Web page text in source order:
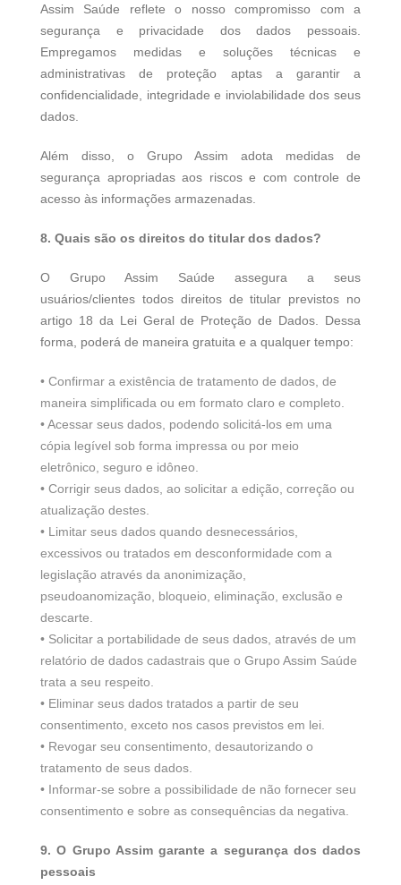
Assim Saúde reflete o nosso compromisso com a
segurança e privacidade dos dados pessoais.
Empregamos medidas e soluções técnicas e
administrativas de proteção aptas a garantir a
confidencialidade, integridade e inviolabilidade dos seus
dados.
Além disso, o Grupo Assim adota medidas de
segurança apropriadas aos riscos e com controle de
acesso às informações armazenadas.
8. Quais são os direitos do titular dos dados?
O Grupo Assim Saúde assegura a seus
usuários/clientes todos direitos de titular previstos no
artigo 18 da Lei Geral de Proteção de Dados. Dessa
forma, poderá de maneira gratuita e a qualquer tempo:
• Confirmar a existência de tratamento de dados, de
maneira simplificada ou em formato claro e completo.
• Acessar seus dados, podendo solicitá-los em uma
cópia legível sob forma impressa ou por meio
eletrônico, seguro e idôneo.
• Corrigir seus dados, ao solicitar a edição, correção ou
atualização destes.
• Limitar seus dados quando desnecessários,
excessivos ou tratados em desconformidade com a
legislação através da anonimização,
pseudoanomização, bloqueio, eliminação, exclusão e
descarte.
• Solicitar a portabilidade de seus dados, através de um
relatório de dados cadastrais que o Grupo Assim Saúde
trata a seu respeito.
• Eliminar seus dados tratados a partir de seu
consentimento, exceto nos casos previstos em lei.
• Revogar seu consentimento, desautorizando o
tratamento de seus dados.
• Informar-se sobre a possibilidade de não fornecer seu
consentimento e sobre as consequências da negativa.
9. O Grupo Assim garante a segurança dos dados
pessoais